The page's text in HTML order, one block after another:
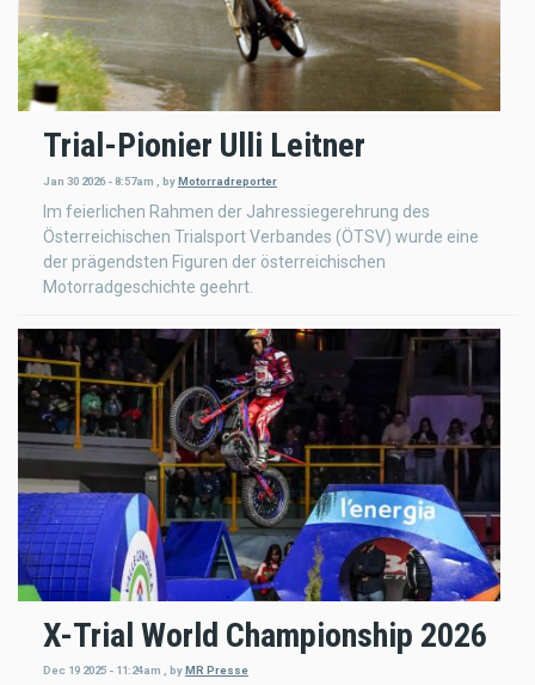
Trial-Pionier Ulli Leitner
Jan 30 2026 - 8:57am byMotorradreporter
Im feierlichen Rahmen der Jahressiegerehrung des
Österreichischen Trialsport Verbandes (ÖTSV) wurde eine
der prägendsten Figuren der österreichischen
Motorradgeschichte geehrt.
X-Trial World Championship 2026
Dec 19 2025 - 11:24am byMR Presse